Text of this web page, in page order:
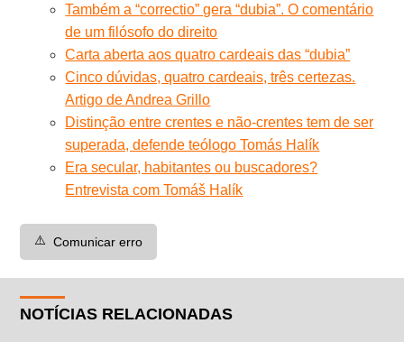
Também a “correctio” gera “dubia”. O comentário
de um filósofo do direito
Carta aberta aos quatro cardeais das “dubia”
Cinco dúvidas, quatro cardeais, três certezas.
Artigo de Andrea Grillo
Distinção entre crentes e não-crentes tem de ser
superada, defende teólogo Tomás Halík
Era secular, habitantes ou buscadores?
Entrevista com Tomáš Halík
⚠️ Comunicar erro
NOTÍCIAS RELACIONADAS